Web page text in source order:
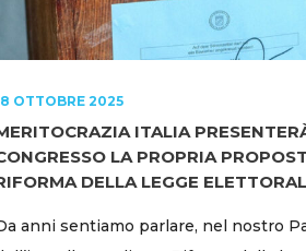
OTTOBRE 2025
ITALIA
LA PROPRIA
DELLA LEGGE
anni sentiamo parlare, nel nostro